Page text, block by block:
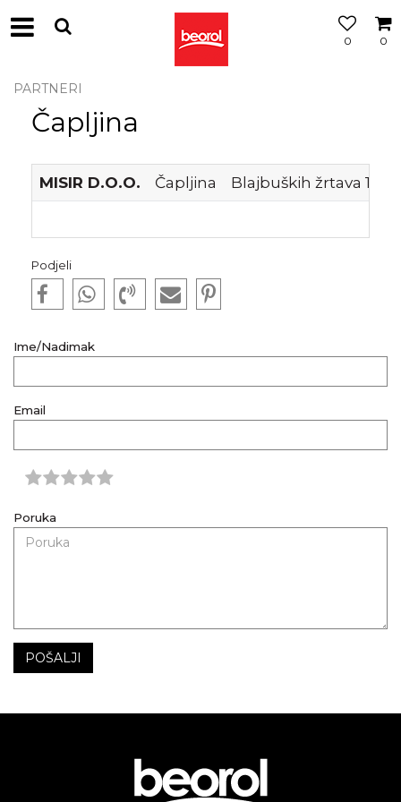
0
0
PARTNERI
Čapljina
MISIR D.O.O. Čapljina Blajbuških žrtava 14
Podjeli
Ime/Nadimak
Email
Poruka
POŠALJI